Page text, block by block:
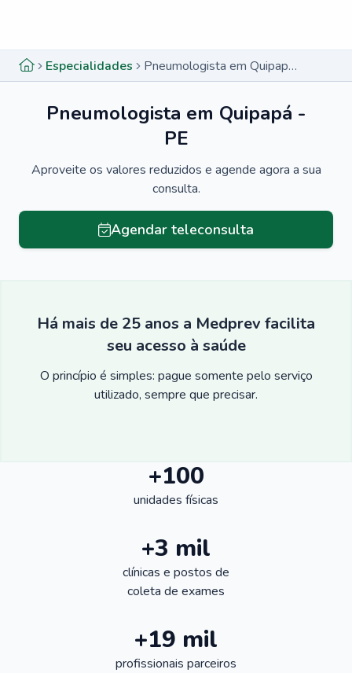
Especialidades Pneumologista em Quipapá - PE
Pneumologista em Quipapá -
PE
Aproveite os valores reduzidos e agende agora a sua
consulta.
Agendar teleconsulta
Há mais de 25 anos a Medprev facilita
seu acesso à saúde
O princípio é simples: pague somente pelo serviço
utilizado, sempre que precisar.
+100
unidades físicas
+3 mil
clínicas e postos de
coleta de exames
+19 mil
profissionais parceiros